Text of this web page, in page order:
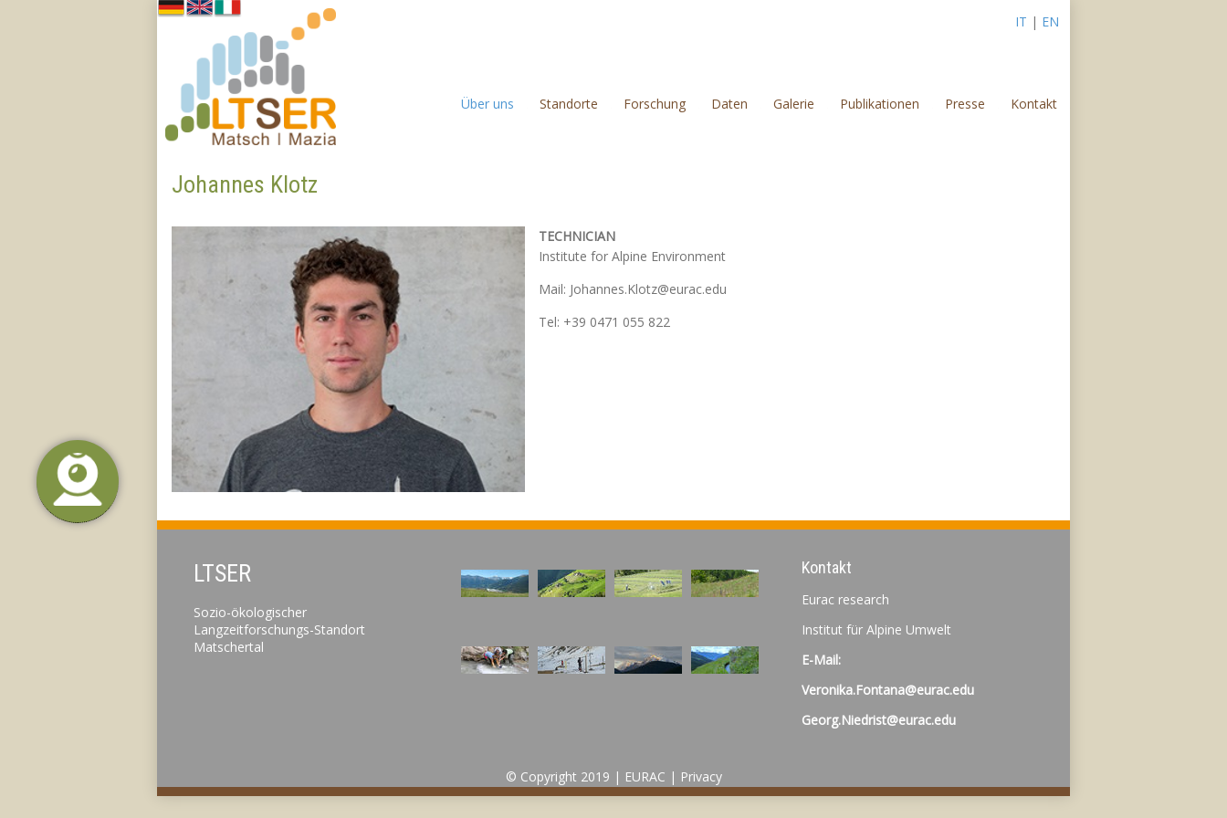
IT | EN
Über uns Standorte Forschung Daten Galerie Publikationen Presse Kontakt
Johannes Klotz
TECHNICIAN
Institute for Alpine Environment
Mail: Johannes.Klotz@eurac.edu
Tel: +39 0471 055 822
LTSER
Sozio-ökologischer
Langzeitforschungs-Standort
Matschertal
Kontakt
Eurac research
Institut für Alpine Umwelt
E-Mail:
Veronika.Fontana@eurac.edu
Georg.Niedrist@eurac.edu
© Copyright 2019 | EURAC | Privacy